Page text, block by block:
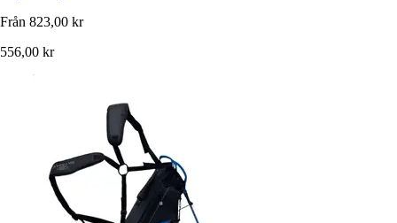
Från 823,00 kr
556,00 kr